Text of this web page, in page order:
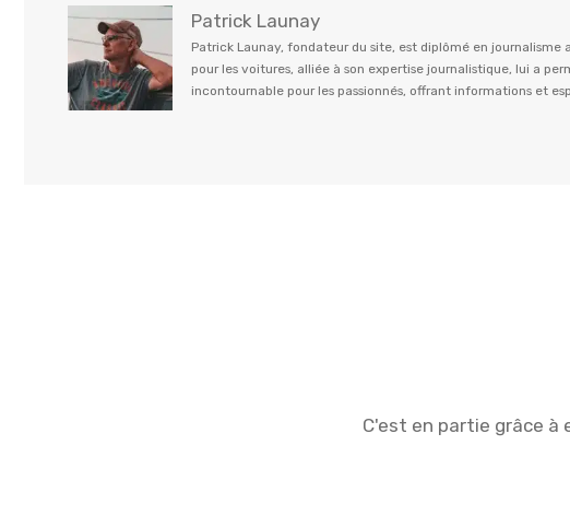
Patrick Launay
Patrick Launay, fondateur du site, est diplômé en
pour les voitures, alliée à son expertise journalistique, lui a
incontournable pour les passionnés, offrant informations et
C'est en partie grâce à